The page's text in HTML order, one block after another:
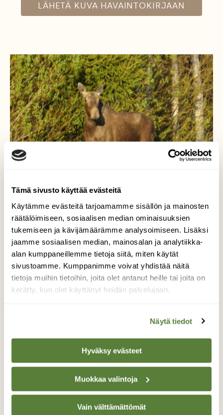
Tämä sivusto käyttää evästeitä
Käytämme evästeitä tarjoamamme sisällön ja mainosten
räätälöimiseen, sosiaalisen median ominaisuuksien
tukemiseen ja kävijämäärämme analysoimiseen. Lisäksi
jaamme sosiaalisen median, mainosalan ja analytiikka-
alan kumppaneillemme tietoja siitä, miten käytät
sivustoamme. Kumppanimme voivat yhdistää näitä
tietoja muihin tietoihin, joita olet antanut heille tai joita on
kerätty, kun olet käyttänyt heidän palvelujaan.
Näytä tiedot
Hyväksy evästeet
Muokkaa valintoja
Vain välttämättömät
LÄHETÄ KUVA HAVAINTOKIRJAAN
Hirvi emä kahden vasan
kanssa.
Hirvi emä kävi esittelemässä jälkikasvuaan.
TAKAISIN LISTAAN